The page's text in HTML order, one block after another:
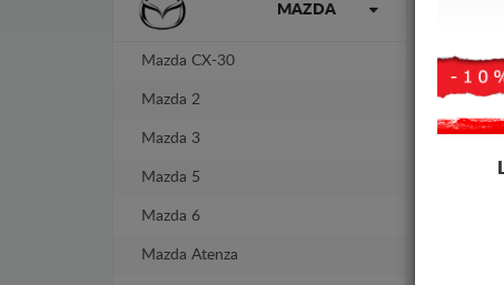
Značky vozidel MAZDA
Mazda CX-30
Mazda 2
Mazda 3
Mazda 5
Mazda 6
Mazda Atenza
3
-4%